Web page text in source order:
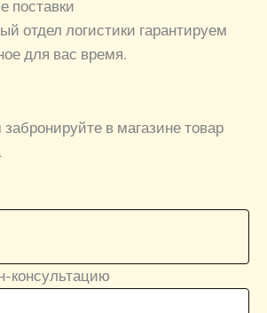
поставки
отдел логистики гарантируем
для вас время.
в магазине товар
консультацию